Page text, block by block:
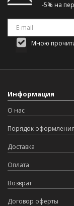
-5% на
Мною
Информация
О нас
Порядок оформления
Доставка
Оплата
Возврат
Договор оферты